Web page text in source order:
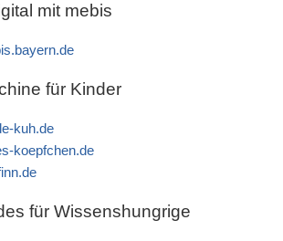
mit mebis
für Kinder
kuh.de
koepfchen.de
für Wissenshungrige